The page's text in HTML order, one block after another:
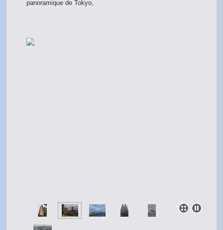
panoramique de Tokyo,